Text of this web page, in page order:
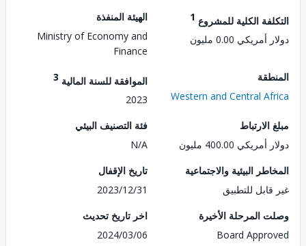
الكلية للمشروع1
0.00 مليون
الهيئة المنفذة
Ministry of Economy and
Western and Central
الموافقة للسنة المالية3
2023
400.00 مليون
فئة التصنيف البيئي
N/A
البيئية والاجتماعية
للتطبيق
تاريخ الإقفال
2023/12/31
المرحلة الأخيرة
Board
اخر تاريخ تحديث
2024/03/06